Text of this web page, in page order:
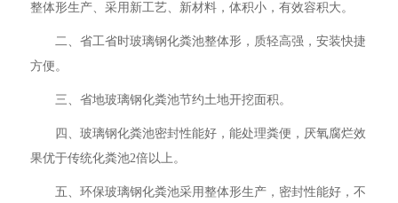
整体形生产、采用新工艺、新材料，体积小，有效容积大。
二、省工省时玻璃钢化粪池整体形，质轻高强，安装快捷
方便。
三、省地玻璃钢化粪池节约土地开挖面积。
四、玻璃钢化粪池密封性能好，能处理粪便，厌氧腐烂效
果优于传统化粪池2倍以上。
五、环保玻璃钢化粪池采用整体形生产，密封性能好，不